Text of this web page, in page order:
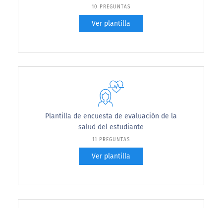
10 PREGUNTAS
Ver plantilla
Plantilla de encuesta de evaluación de la
salud del estudiante
11 PREGUNTAS
Ver plantilla